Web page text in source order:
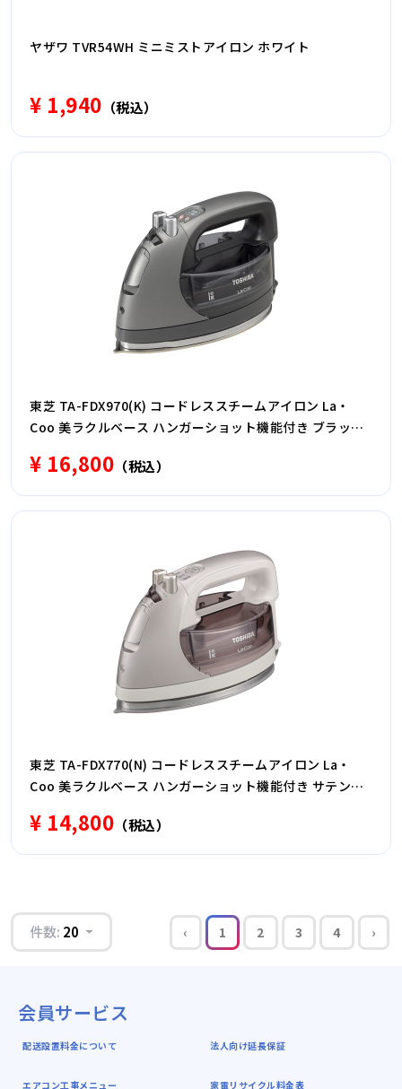
ヤザワ TVR54WH ミニミストアイロン ホワイト
¥ 1,940 （税込）
東芝 TA-FDX970(K) コードレススチームアイロン La・
Coo 美ラクルベース ハンガーショット機能付き ブラック
¥ 16,800 （税込）
東芝 TA-FDX770(N) コードレススチームアイロン La・
Coo 美ラクルベース ハンガーショット機能付き サテング
¥ 14,800 （税込）
件数: 20 ‹ 1 2 3 4 ›
会員サービス
配送設置料金について
エアコン工事メニュー
法人向け延長保証
家電リサイクル料金表